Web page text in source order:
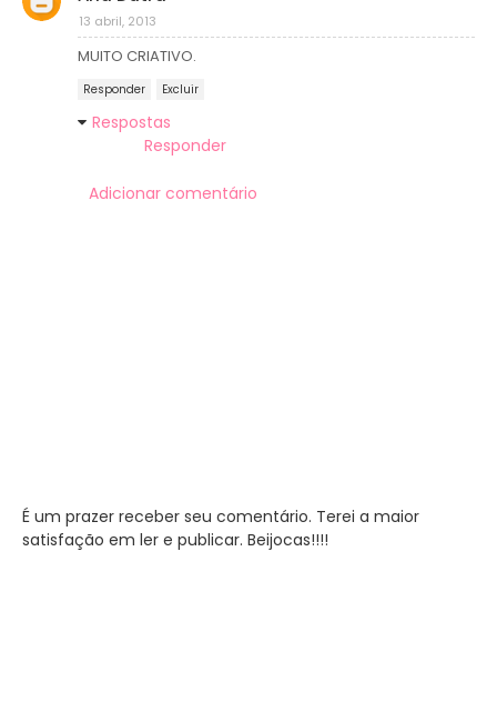
13 abril, 2013
MUITO CRIATIVO.
Responder Excluir
Respostas
Responder
Adicionar comentário
É um prazer receber seu comentário. Terei a maior
satisfação em ler e publicar. Beijocas!!!!